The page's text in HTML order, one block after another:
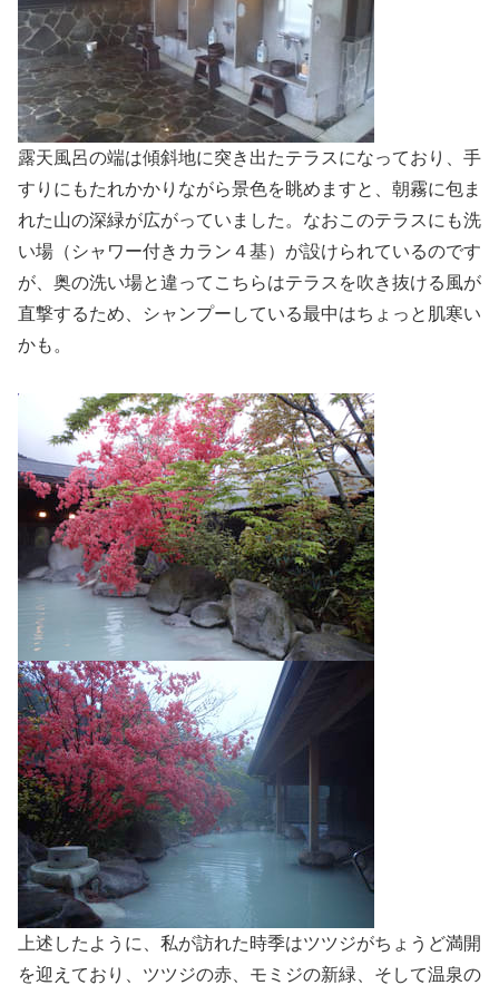
露天風呂の端は傾斜地に突き出たテラスになっており、手
すりにもたれかかりながら景色を眺めますと、朝霧に包ま
れた山の深緑が広がっていました。なおこのテラスにも洗
い場（シャワー付きカラン４基）が設けられているのです
が、奥の洗い場と違ってこちらはテラスを吹き抜ける風が
直撃するため、シャンプーしている最中はちょっと肌寒い
かも。
上述したように、私が訪れた時季はツツジがちょうど満開
を迎えており、ツツジの赤、モミジの新緑、そして温泉の